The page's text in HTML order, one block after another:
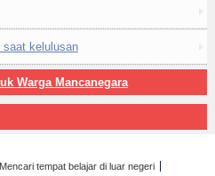
saat kelulusan
Warga Mancanegara
Mencari tempat belajar di luar negeri